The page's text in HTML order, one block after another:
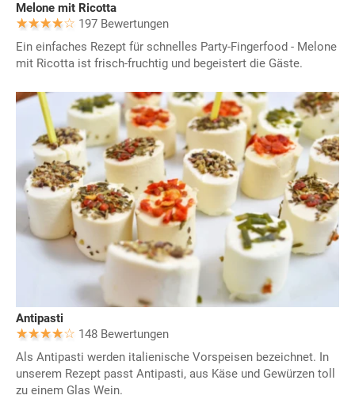
Melone mit Ricotta
197 Bewertungen
Ein einfaches Rezept für schnelles Party-Fingerfood - Melone
mit Ricotta ist frisch-fruchtig und begeistert die Gäste.
Antipasti
148 Bewertungen
Als Antipasti werden italienische Vorspeisen bezeichnet. In
unserem Rezept passt Antipasti, aus Käse und Gewürzen toll
zu einem Glas Wein.